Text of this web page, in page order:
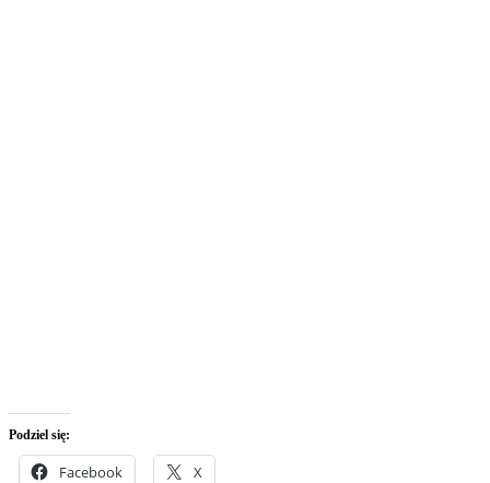
Podziel się:
Facebook X